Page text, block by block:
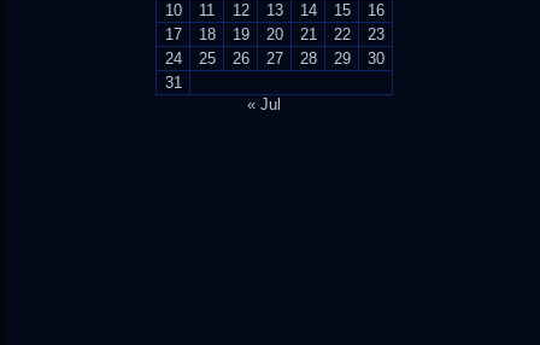
10
11 12 13 14 15
16
17
18 19 20 21 22
23
24
25 26 27 28 29
30
31
« Jul